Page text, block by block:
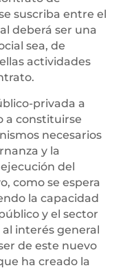
suscriba entre el
deberá ser una
sea, de
actividades
privada a
a constituirse
necesarios
y la
del
como se espera
la capacidad
y el sector
interés general
de este nuevo
ha creado la